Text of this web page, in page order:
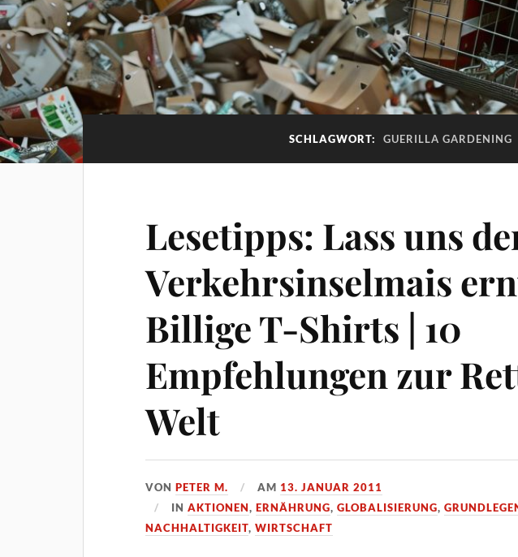
SCHLAGWORT: GUERILLA GARDENING
Lesetipps: Lass uns
Verkehrsinselmais
Billige T-Shirts | 10
Empfehlungen zur
Welt
VONPETER M. AM 13. JANUAR 2011
INAKTIONEN,ERNÄHRUNG,GLOBALISIERUNG,
NACHHALTIGKEIT,WIRTSCHAFT